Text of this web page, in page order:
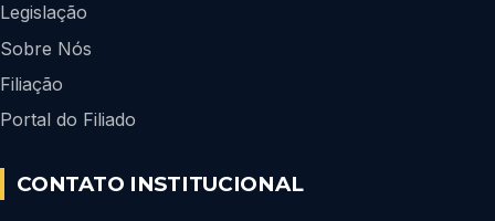
Legislação
Sobre Nós
Filiação
Portal do Filiado
CONTATO INSTITUCIONAL